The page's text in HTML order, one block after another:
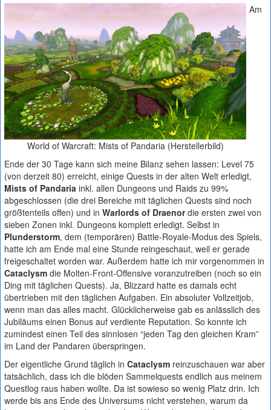
World of Warcraft: Mists of Pandaria (Herstellerbild)
Am
Ende der 30 Tage kann sich meine Bilanz sehen lassen: Level 75
(von derzeit 80) erreicht, einige Quests in der alten Welt erledigt,
Mists of Pandaria inkl. allen Dungeons und Raids zu 99%
abgeschlossen (die drei Bereiche mit täglichen Quests sind noch
größtenteils offen) und in Warlords of Draenordie ersten zwei von
sieben Zonen inkl. Dungeons komplett erledigt. Selbst in
Plunderstorm, dem (temporären) Battle-Royale-Modus des Spiels,
hatte ich am Ende mal eine Stunde reingeschaut, weil er gerade
freigeschaltet worden war. Außerdem hatte ich mir vorgenommen in
Cataclysm die Molten-Front-Offensive voranzutreiben (noch so ein
Ding mit täglichen Quests). Ja, Blizzard hatte es damals echt
übertrieben mit den täglichen Aufgaben. Ein absoluter Vollzeitjob,
wenn man das alles macht. Glücklicherweise gab es anlässlich des
Jubiläums einen Bonus auf verdiente Reputation. So konnte ich
zumindest einen Teil des sinnlosen “jeden Tag den gleichen Kram”
im Land der Pandaren überspringen.
Der eigentliche Grund täglich in Cataclysm reinzuschauen war aber
tatsächlich, dass ich die blöden Sammelquests endlich aus meinem
Questlog raus haben wollte. Da ist sowieso so wenig Platz drin. Ich
werde bis ans Ende des Universums nicht verstehen, warum da